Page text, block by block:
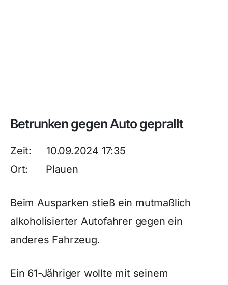
Betrunken gegen Auto geprallt
Zeit: 10.09.2024 17:35
Ort: Plauen
Beim Ausparken stieß ein mutmaßlich
alkoholisierter Autofahrer gegen ein
anderes Fahrzeug.
Ein 61-Jähriger wollte mit seinem